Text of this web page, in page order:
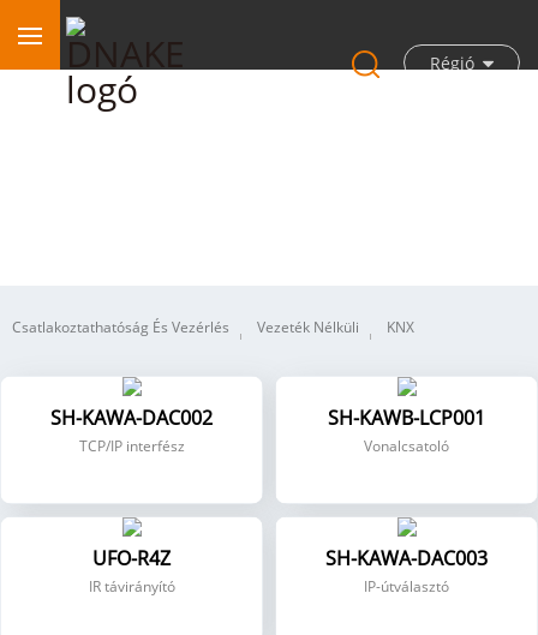
Régió
Csatlakoztathatóság És Vezérlés Vezeték Nélküli KNX
SH-KAWA-DAC002
TCP/IP interfész
SH-KAWB-LCP001
Vonalcsatoló
UFO-R4Z
IR távirányító
SH-KAWA-DAC003
IP-útválasztó